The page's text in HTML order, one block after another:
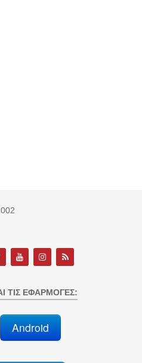
ΤΙΣ ΕΦΑΡΜΟΓΈΣ:
Android